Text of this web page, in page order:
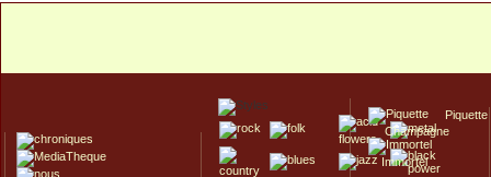
Piquette
Champagne
Immortel